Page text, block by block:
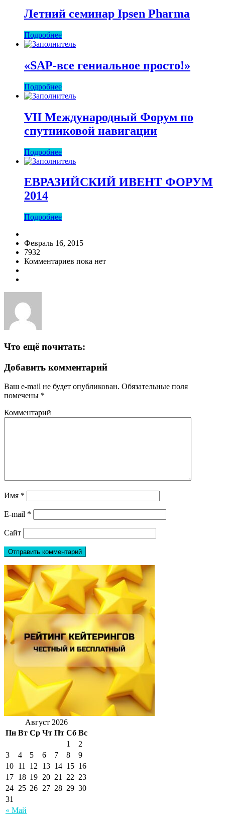
Летний семинар Ipsen Pharma
Подробнее
«SAP-все гениальное просто!»
Подробнее
VII Международный Форум по
спутниковой навигации
Подробнее
ЕВРАЗИЙСКИЙ ИВЕНТ ФОРУМ
2014
Подробнее
Февраль 16, 2015
7932
Комментариев пока нет
Что ещё почитать:
Добавить комментарий
Ваш e-mail не будет опубликован. Обязательные поля
помечены *
Комментарий
Имя *
E-mail *
Сайт
Август 2026
Пн Вт Ср Чт Пт Сб Вс
« Май
1
2
3
4 5 6 7 8
9
10 11 12 13 14 15 16
17 18 19 20 21 22 23
24 25 26 27 28 29 30
31